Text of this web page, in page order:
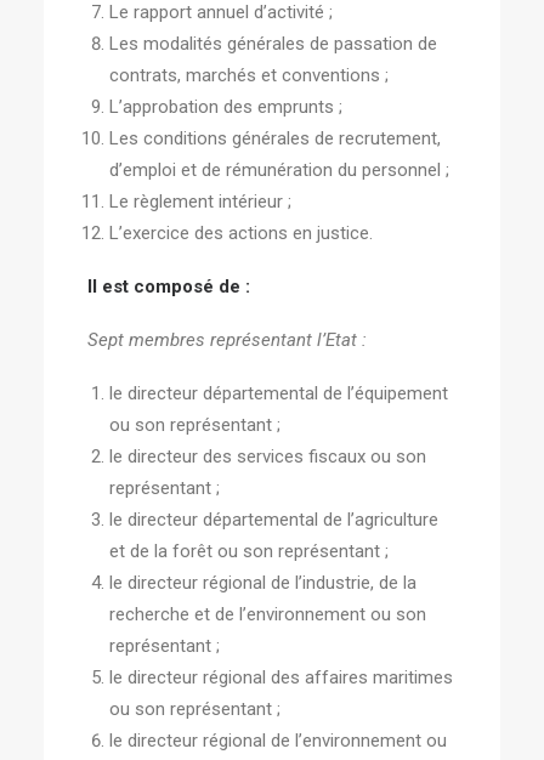
Le rapport annuel d’activité ;
Les modalités générales de passation de
contrats, marchés et conventions ;
L’approbation des emprunts ;
Les conditions générales de recrutement,
d’emploi et de rémunération du personnel ;
Le règlement intérieur ;
L’exercice des actions en justice.
Il est composé de :
Sept membres représentant l’Etat :
le directeur départemental de l’équipement
ou son représentant ;
le directeur des services fiscaux ou son
représentant ;
le directeur départemental de l’agriculture
et de la forêt ou son représentant ;
le directeur régional de l’industrie, de la
recherche et de l’environnement ou son
représentant ;
le directeur régional des affaires maritimes
ou son représentant ;
le directeur régional de l’environnement ou